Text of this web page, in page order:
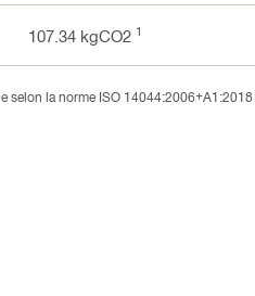
107.34 kgCO2 1
la norme ISO